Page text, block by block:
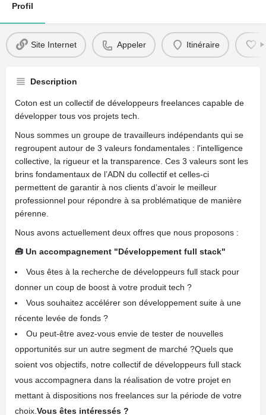
Profil
Site Internet Appeler Itinéraire
Description
Coton est un collectif de développeurs freelances capable de
développer tous vos projets tech.
Nous sommes un groupe de travailleurs indépendants qui se
regroupent autour de 3 valeurs fondamentales : l'intelligence
collective, la rigueur et la transparence. Ces 3 valeurs sont les
brins fondamentaux de l’ADN du collectif et celles-ci
permettent de garantir à nos clients d’avoir le meilleur
professionnel pour répondre à sa problématique de manière
pérenne.
Nous avons actuellement deux offres que nous proposons :
🧰 Un accompagnement "Développement full stack"
Vous êtes à la recherche de développeurs full stack pour
donner un coup de boost à votre produit tech ?
Vous souhaitez accélérer son développement suite à une
récente levée de fonds ?
Ou peut-être avez-vous envie de tester de nouvelles
opportunités sur un autre segment de marché ?Quels que
soient vos objectifs, notre collectif de développeurs full stack
vous accompagnera dans la réalisation de votre projet en
mettant à dispositions nos freelances sur la période de votre
choix. Vous êtes intéressés ?